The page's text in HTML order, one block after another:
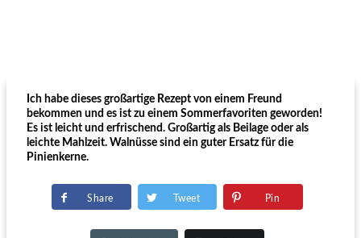
Ich habe dieses großartige Rezept von einem Freund
bekommen und es ist zu einem Sommerfavoriten geworden!
Es ist leicht und erfrischend. Großartig als Beilage oder als
leichte Mahlzeit. Walnüsse sind ein guter Ersatz für die
Pinienkerne.
Share Tweet Pin